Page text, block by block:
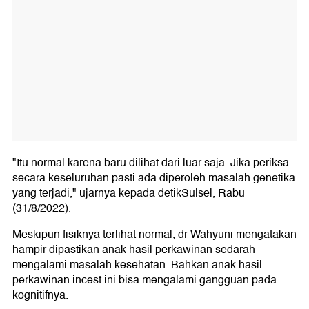
"Itu normal karena baru dilihat dari luar saja. Jika periksa
secara keseluruhan pasti ada diperoleh masalah genetika
yang terjadi," ujarnya kepada detikSulsel, Rabu
(31/8/2022).
Meskipun fisiknya terlihat normal, dr Wahyuni mengatakan
hampir dipastikan anak hasil perkawinan sedarah
mengalami masalah kesehatan. Bahkan anak hasil
perkawinan incest ini bisa mengalami gangguan pada
kognitifnya.